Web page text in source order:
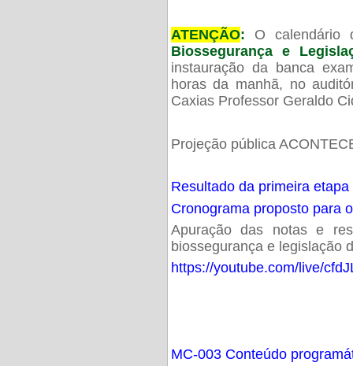
ATENÇÃO: O calendário
Biossegurança e
instauração da banca
horas da manhã, no
Caxias Professor Geraldo
Projeção pública
Resultado da primeira
Cronograma proposto para
Apuração das notas e
biossegurança e legislação
https://youtube.com/live/
MC-003 Conteúdo